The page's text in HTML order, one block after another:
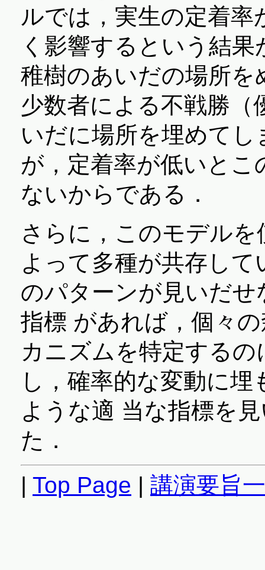
ルでは，実生の定着
く影響するという結
稚樹のあいだの場所
少数者による不戦勝（
いだに場所を埋めて
が，定着率が低いと
ないからである．
さらに，このモデル
よって多種が共存し
のパターンが見いだ
指標 があれば，個々
カニズムを特定する
し，確率的な変動に
ような適 当な指標を
た．
| Top Page | 講演要旨